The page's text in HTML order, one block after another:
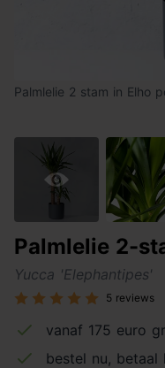
Palmlelie 2 stam in Elho
Palmlelie 2-
Yucca 'Elephantipes'
5 reviews
vanaf 175 euro
bestel nu, betaal